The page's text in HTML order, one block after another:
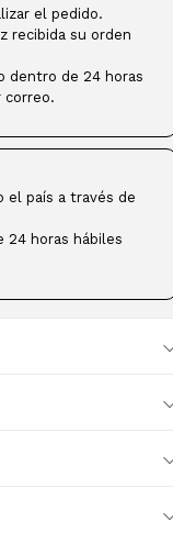
el pedido.
recibida su orden
dentro de 24 horas
correo.
el país a través de
24 horas hábiles